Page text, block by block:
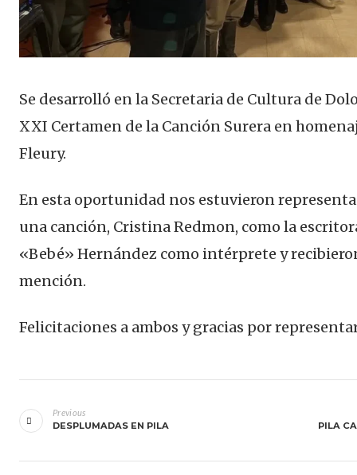
Se desarrolló en la Secretaria de Cultura de
XXI Certamen de la Canción Surera en
Fleury.
En esta oportunidad nos estuvieron
una canción, Cristina Redmon, como la
«Bebé» Hernández como intérprete y
mención.
Felicitaciones a ambos y gracias por
de
entradas
Previous
DESPLUMADAS EN PILA PILA